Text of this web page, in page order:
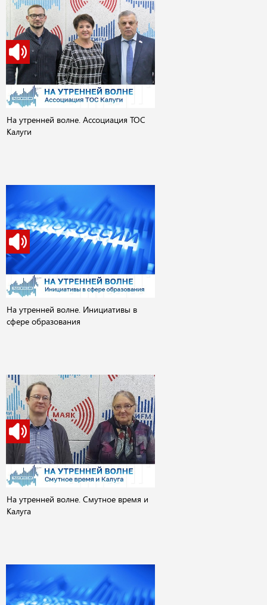
На утренней волне. Ассоциация ТОС
Калуги
На утренней волне. Инициативы в
сфере образования
На утренней волне. Смутное время и
Калуга